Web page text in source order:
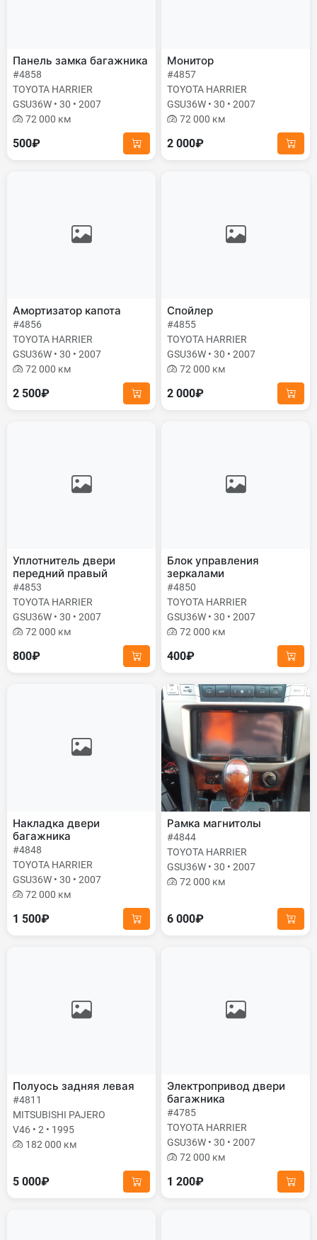
Панель замка багажника
#4858
TOYOTA HARRIER
GSU36W • 30 • 2007
72 000 км
500₽
Монитор
#4857
TOYOTA HARRIER
GSU36W • 30 • 2007
72 000 км
2 000₽
Амортизатор капота
#4856
TOYOTA HARRIER
GSU36W • 30 • 2007
72 000 км
2 500₽
Спойлер
#4855
TOYOTA HARRIER
GSU36W • 30 • 2007
72 000 км
2 000₽
Уплотнитель двери
передний правый
#4853
TOYOTA HARRIER
GSU36W • 30 • 2007
72 000 км
800₽
Блок управления
зеркалами
#4850
TOYOTA HARRIER
GSU36W • 30 • 2007
72 000 км
400₽
Накладка двери
багажника
#4848
TOYOTA HARRIER
GSU36W • 30 • 2007
72 000 км
1 500₽
Рамка магнитолы
#4844
TOYOTA HARRIER
GSU36W • 30 • 2007
72 000 км
6 000₽
Полуось задняя левая
#4811
MITSUBISHI PAJERO
V46 • 2 • 1995
182 000 км
5 000₽
Электропривод двери
багажника
#4785
TOYOTA HARRIER
GSU36W • 30 • 2007
72 000 км
1 200₽